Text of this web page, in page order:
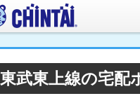
東武東上線の宅配